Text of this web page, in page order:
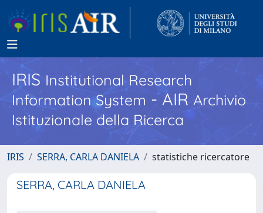
IRISInstitutional Research
Information System - AIR Archivio
Istituzionale della Ricerca
IRIS SERRA, CARLA DANIELA statistiche ricercatore
SERRA, CARLA DANIELA